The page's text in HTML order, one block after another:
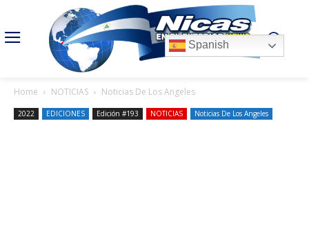
Home NOTICIAS Noticias De Los Angeles
2022 EDICIONES Edición #193 NOTICIAS Noticias De Los Angeles
Spanish